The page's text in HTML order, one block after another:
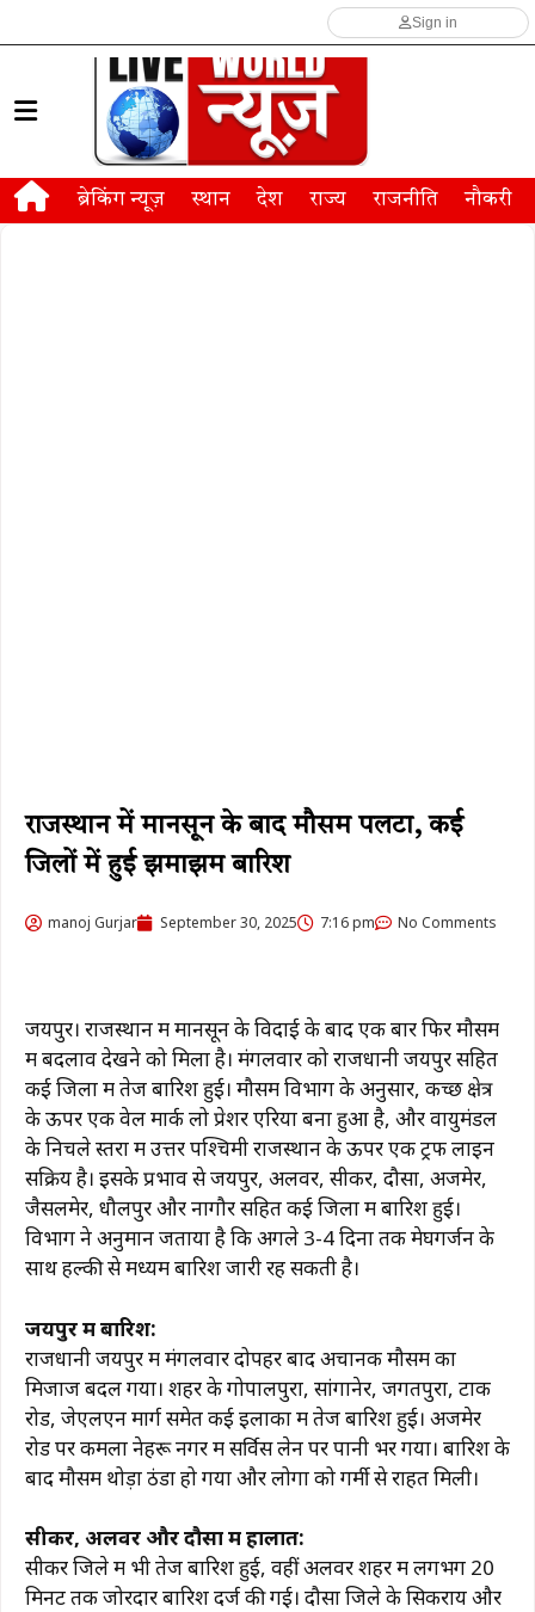
Sign in
ब्रेकिंग न्यूज़ स्थान देश राज्य राजनीति नौकरी
राजस्थान में मानसून के बाद मौसम पलटा, कई
जिलों में हुई झमाझम बारिश
manoj Gurjar September 30, 2025 7:16 pm No Comments
जयपुर। राजस्थान में मानसून के विदाई के बाद एक बार फिर मौसम
में बदलाव देखने को मिला है। मंगलवार को राजधानी जयपुर सहित
कई जिलों में तेज बारिश हुई। मौसम विभाग के अनुसार, कच्छ क्षेत्र
के ऊपर एक वेल मार्क लो प्रेशर एरिया बना हुआ है, और वायुमंडल
के निचले स्तरों में उत्तर पश्चिमी राजस्थान के ऊपर एक ट्रफ लाइन
सक्रिय है। इसके प्रभाव से जयपुर, अलवर, सीकर, दौसा, अजमेर,
जैसलमेर, धौलपुर और नागौर सहित कई जिलों में बारिश हुई।
विभाग ने अनुमान जताया है कि अगले 3-4 दिनों तक मेघगर्जन के
साथ हल्की से मध्यम बारिश जारी रह सकती है।
जयपुर में बारिश:
राजधानी जयपुर में मंगलवार दोपहर बाद अचानक मौसम का
मिजाज बदल गया। शहर के गोपालपुरा, सांगानेर, जगतपुरा, टोंक
रोड, जेएलएन मार्ग समेत कई इलाकों में तेज बारिश हुई। अजमेर
रोड पर कमला नेहरू नगर में सर्विस लेन पर पानी भर गया। बारिश के
बाद मौसम थोड़ा ठंडा हो गया और लोगों को गर्मी से राहत मिली।
सीकर, अलवर और दौसा में हालात:
सीकर जिले में भी तेज बारिश हुई, वहीं अलवर शहर में लगभग 20
मिनट तक जोरदार बारिश दर्ज की गई। दौसा जिले के सिकराय और